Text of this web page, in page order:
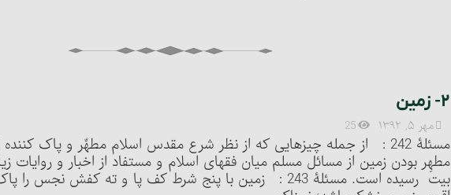
۲- زمین‏
مهر ۵, ۱۳۹۲ 25
مسئلۀ 242 : از جمله چیزهایی که از نظر شرع مقدس اسلام مطهِّر و پاک
مطهِر بودن زمین از مسائل مسلم میان فقهای اسلام و مستفاد از اخبار و روایات